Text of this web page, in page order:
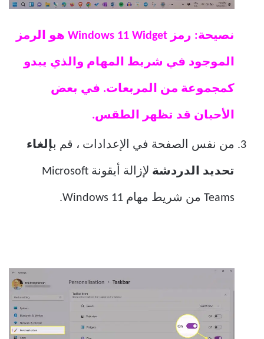
نصيحة: رمز Windows 11 Widget هو الرمز
الموجود في شريط المهام والذي يبدو
كمجموعة من المربعات. في بعض
الأحيان قد تظهر الطقس.
من نفس الصفحة في الإعدادات ، قم بإلغاء
تحديد الدردشة لإزالة أيقونة Microsoft
Teams من شريط مهام Windows 11.